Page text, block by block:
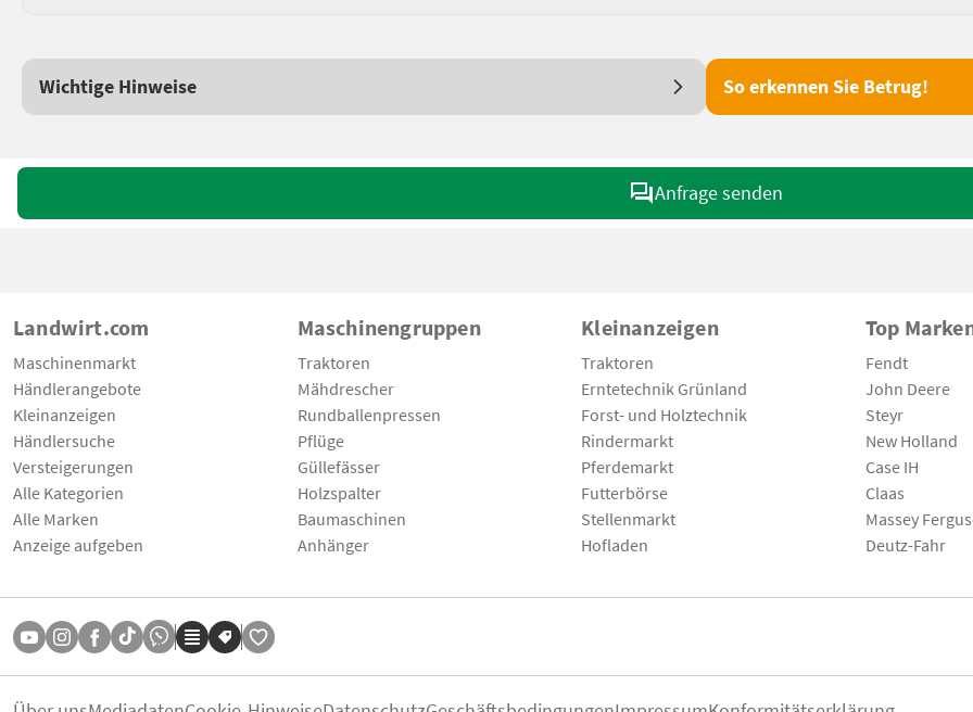
Wichtige Hinweise So erkennen Sie Betrug!
Anfrage senden
Landwirt.com
Maschinenmarkt
Händlerangebote
Kleinanzeigen
Händlersuche
Versteigerungen
Alle Kategorien
Alle Marken
Anzeige aufgeben
Maschinengruppen
Traktoren
Mähdrescher
Rundballenpressen
Pflüge
Güllefässer
Holzspalter
Baumaschinen
Anhänger
Kleinanzeigen
Traktoren
Erntetechnik Grünland
Forst- und Holztechnik
Rindermarkt
Pferdemarkt
Futterbörse
Stellenmarkt
Hofladen
Top
Fendt
John Deere
Steyr
New Holland
Case IH
Claas
Massey
Deutz-Fahr